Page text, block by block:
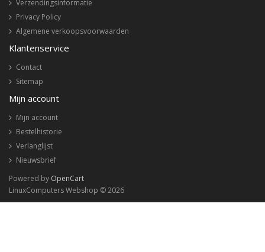
Verzendingsinformatie
Privacy Policy
Algemene verkoopsvoorwaarden
Klantenservice
Contact
Sitemap
Mijn account
Mijn account
Bestelhistorie
Verlanglijst
Nieuwsbrief
Powered by OpenCart
LinuxComputers Webshop © 2026